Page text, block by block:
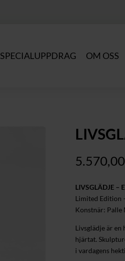
SPECIALUPPDRAG OM OSS
5.570,00
LIVSGLÄDJE –
Limited Edition
Konstnär: Palle
Livsglädje är
hjärtat.
i vardagens